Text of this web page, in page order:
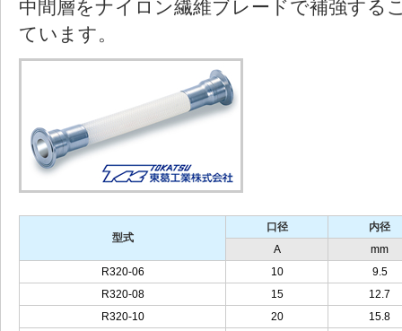
中間層をナイロン繊維ブレードで補強する
ています。
型式
口径
内径
A
mm
R320-06
10
9.5
R320-08
15
12.7
R320-10
20
15.8